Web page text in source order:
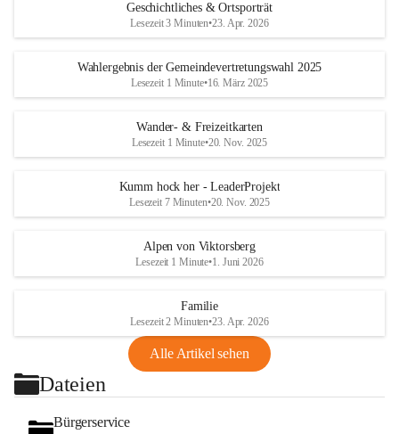
Geschichtliches & Ortsporträt
Lesezeit 3 Minuten•23. Apr. 2026
Wahlergebnis der Gemeindevertretungswahl 2025
Lesezeit 1 Minute•16. März 2025
Wander- & Freizeitkarten
Lesezeit 1 Minute•20. Nov. 2025
Kumm hock her - LeaderProjekt
Lesezeit 7 Minuten•20. Nov. 2025
Alpen von Viktorsberg
Lesezeit 1 Minute•1. Juni 2026
Familie
Lesezeit 2 Minuten•23. Apr. 2026
Alle Artikel sehen
Dateien
Bürgerservice